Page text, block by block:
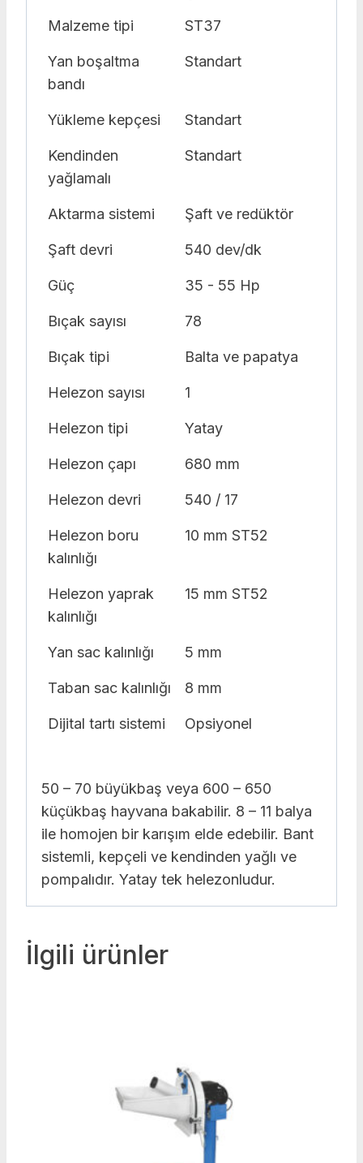
Malzeme tipi ST37
Yan boşaltma
bandı
Standart
Yükleme kepçesi Standart
Kendinden
yağlamalı
Standart
Aktarma sistemi Şaft ve redüktör
Şaft devri 540 dev/dk
Güç 35 - 55 Hp
Bıçak sayısı 78
Bıçak tipi Balta ve papatya
Helezon sayısı 1
Helezon tipi Yatay
Helezon çapı 680 mm
Helezon devri 540 / 17
Helezon boru
kalınlığı
10 mm ST52
Helezon yaprak
kalınlığı
15 mm ST52
Yan sac kalınlığı 5 mm
Taban sac kalınlığı 8 mm
Dijital tartı sistemi Opsiyonel
50 – 70 büyükbaş veya 600 – 650
küçükbaş hayvana bakabilir. 8 – 11 balya
ile homojen bir karışım elde edebilir. Bant
sistemli, kepçeli ve kendinden yağlı ve
pompalıdır. Yatay tek helezonludur.
İlgili ürünler